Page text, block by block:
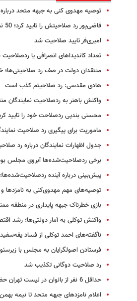
توصیه مهدوی کنی به جبهه متحد درباره
قاضی‌پور رد صلاحیتش را تایید کرد؛ 50 نماینده فعلی ردصلاحیت شده‌اند
امیری‌فر تایید صلاحیت شد
تعداد کاندیداهای انصرافی یا
منتقدان دولت در صف رد صلاحیتی‌ها؛
هادی مقدسی: رد صلاحیتم کذب است
واکنش باهنر به ردصلاحیت نمایندگان
محسنی بندپی ردصلاحت خود را تایید
ماموریت برای پیگیری رد صلاحیت
جدول اظهارات نمایندگان درباره رد
برخی ردصلاحیت‌شده‌ها آبروی مجلس
پیش‌بینی درباره آینده
توصیه‌های مهم مهدوی‌کنی به نامزدها و
بازی خطرناک جبهه پایداری در منطقه
واکنش توکلی به آمار دولتی‌ها؛ رشد اقتصادی 3.7 است نه
ناگفته‌های احمد توکلی از فساد
فرستادن اصولگرایان به مجلس با
رد صلاحیت دوگانی تکذیب شد
حداقل 6 نفر از بانوان در لیست تهران حضور دارند
اعلام نامزدهای جبهه متحد تا نیمه بهمن‎؛ رقبای آشکار و پنهان در انتخابات